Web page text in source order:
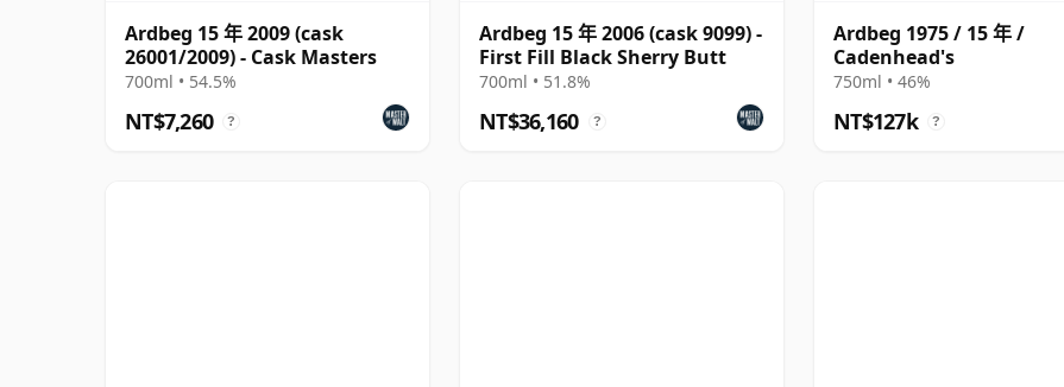
Ardbeg 15 年 2009 (cask
26001/2009) - Cask Masters
700ml • 54.5%
NT$7,260 ?
Ardbeg 15 年 2006 (cask 9099) -
First Fill Black Sherry Butt
700ml • 51.8%
NT$36,160 ?
Ardbeg 1975 / 15 年 /
Cadenhead's
750ml • 46%
NT$127k ?